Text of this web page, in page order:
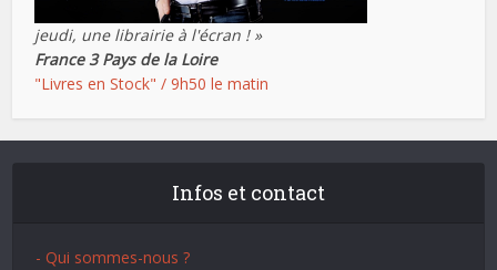
jeudi, une librairie à l'écran ! »
France 3 Pays de la Loire
"Livres en Stock" / 9h50 le matin
Infos et contact
- Qui sommes-nous ?